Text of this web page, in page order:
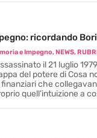
ricordando
e Impegno,NEWS,
il 21 luglio
del potere di Cosa
che
quell’intuizione a